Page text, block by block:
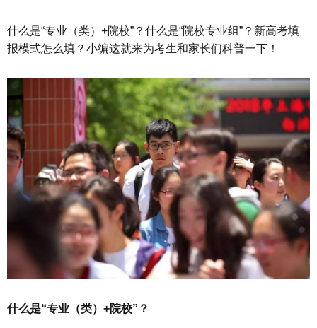
什么是“专业（类）+院校”？什么是“院校专业组”？新高考填
报模式怎么填？小编这就来为考生和家长们科普一下！
什么是“专业（类）+院校”？